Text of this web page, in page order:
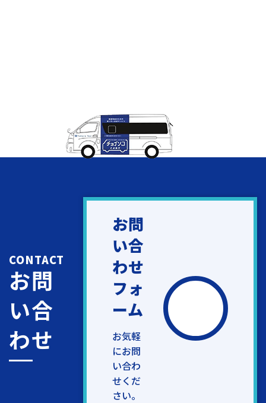
CONTACT
お問
い合
わせ
お問
い合
わせ
フォ
ーム
お気軽
にお問
い合わ
せくだ
さい。